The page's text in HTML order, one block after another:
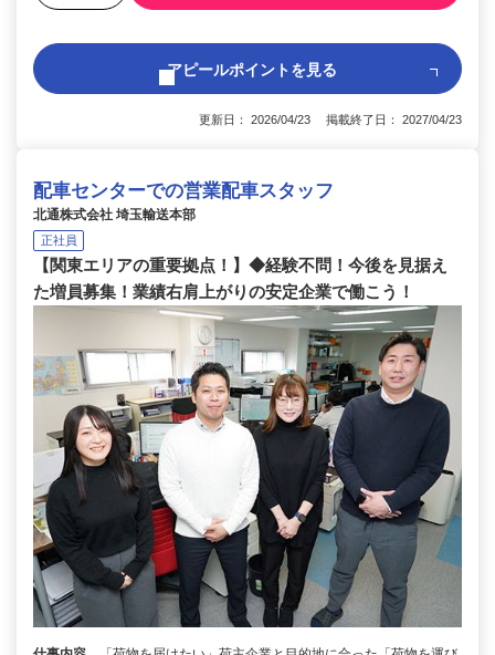
アピールポイントを見る
更新日： 2026/04/23 掲載終了日： 2027/04/23
配車センターでの営業配車スタッフ
北通株式会社 埼玉輸送本部
正社員
【関東エリアの重要拠点！】◆経験不問！今後を見据え
た増員募集！業績右肩上がりの安定企業で働こう！